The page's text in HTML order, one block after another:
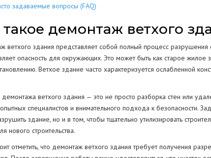
АНГАРОВ
РЕЗЕРВУАРОВ ЕМКОСТЕЙ
ПРОМЫШЛЕННЫХ ТРУБ
ОПОР
РЕЗКА КОНСТРУКЦИЙ
СТЕН
задаваемые вопросы (FAQ)
такое демонтаж ветхого
ветхого здания представляет собой полный процесс
опасность для окружающих. Это может быть как старое
Ветхое здание часто характеризуется ослабленной
ветхого здания — это не просто разборка стен или
опытных специалистов и внимательного подхода к безопасности.
здание, но и в том, чтобы тщательно утилизировать
нового строительства.
отметить, что демонтаж ветхого здания требует получения